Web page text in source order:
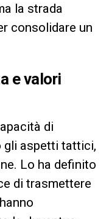
la strada
consolidare un
e valori
di
gli aspetti tattici,
Lo ha definito
di trasmettere